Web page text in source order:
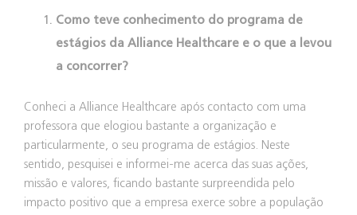
Como teve conhecimento do programa de
estágios da Alliance Healthcare e o que a levou
a concorrer?
Conheci a Alliance Healthcare após contacto com uma
professora que elogiou bastante a organização e
particularmente, o seu programa de estágios. Neste
sentido, pesquisei e informei-me acerca das suas ações,
missão e valores, ficando bastante surpreendida pelo
impacto positivo que a empresa exerce sobre a população